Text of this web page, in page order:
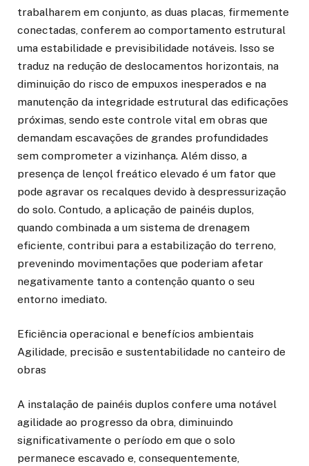
trabalharem em conjunto, as duas placas, firmemente
conectadas, conferem ao comportamento estrutural
uma estabilidade e previsibilidade notáveis. Isso se
traduz na redução de deslocamentos horizontais, na
diminuição do risco de empuxos inesperados e na
manutenção da integridade estrutural das edificações
próximas, sendo este controle vital em obras que
demandam escavações de grandes profundidades
sem comprometer a vizinhança. Além disso, a
presença de lençol freático elevado é um fator que
pode agravar os recalques devido à despressurização
do solo. Contudo, a aplicação de painéis duplos,
quando combinada a um sistema de drenagem
eficiente, contribui para a estabilização do terreno,
prevenindo movimentações que poderiam afetar
negativamente tanto a contenção quanto o seu
entorno imediato.
Eficiência operacional e benefícios ambientais
Agilidade, precisão e sustentabilidade no canteiro de
obras
A instalação de painéis duplos confere uma notável
agilidade ao progresso da obra, diminuindo
significativamente o período em que o solo
permanece escavado e, consequentemente,